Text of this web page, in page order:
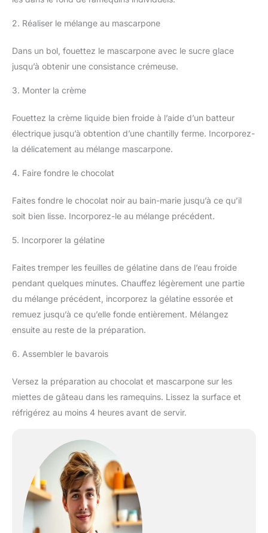
2. Réaliser le mélange au mascarpone
Dans un bol, fouettez le mascarpone avec le sucre glace
jusqu’à obtenir une consistance crémeuse.
3. Monter la crème
Fouettez la crème liquide bien froide à l’aide d’un batteur
électrique jusqu’à obtention d’une chantilly ferme. Incorporez-
la délicatement au mélange mascarpone.
4. Faire fondre le chocolat
Faites fondre le chocolat noir au bain-marie jusqu’à ce qu’il
soit bien lisse. Incorporez-le au mélange précédent.
5. Incorporer la gélatine
Faites tremper les feuilles de gélatine dans de l’eau froide
pendant quelques minutes. Chauffez légèrement une partie
du mélange précédent, incorporez la gélatine essorée et
remuez jusqu’à ce qu’elle fonde entièrement. Mélangez
ensuite au reste de la préparation.
6. Assembler le bavarois
Versez la préparation au chocolat et mascarpone sur les
miettes de gâteau dans les ramequins. Lissez la surface et
réfrigérez au moins 4 heures avant de servir.